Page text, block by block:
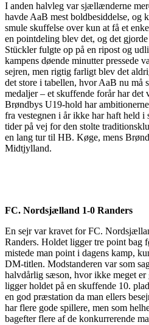
I anden halvleg var sjællænderne
havde AaB mest boldbesiddelse, og
smule skuffelse over kun at få et
en pointdeling blev det, og det
Stückler fulgte op på en ripost og
kampens døende minutter pressede
sejren, men rigtig farligt blev det
det store i tabellen, hvor AaB nu må
medaljer – et skuffende forår har
Brøndbys U19-hold har
fra vestegnen i år ikke har haft held i
tider på vej for den stolte
en lang tur til HB. Køge, mens
Midtjylland.
FC. Nordsjælland 1-0 Randers
En sejr var kravet for FC.
Randers. Holdet ligger tre point bag
mistede man point i dagens kamp,
DM-titlen. Modstanderen var som
halvdårlig sæson, hvor ikke meget er
ligger holdet på en skuffende 10.
en god præstation da man ellers
har flere gode spillere, men som
bagefter flere af de konkurrerende